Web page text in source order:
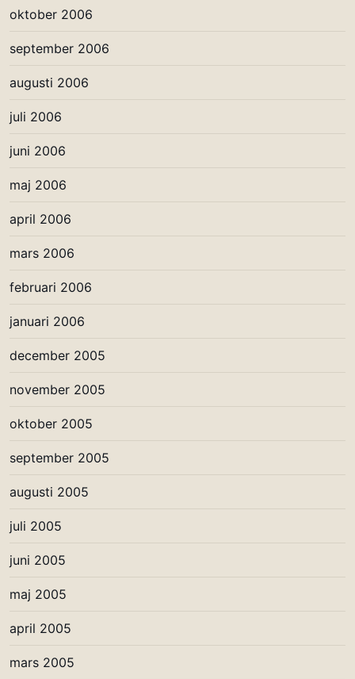
oktober 2006
september 2006
augusti 2006
juli 2006
juni 2006
maj 2006
april 2006
mars 2006
februari 2006
januari 2006
december 2005
november 2005
oktober 2005
september 2005
augusti 2005
juli 2005
juni 2005
maj 2005
april 2005
mars 2005